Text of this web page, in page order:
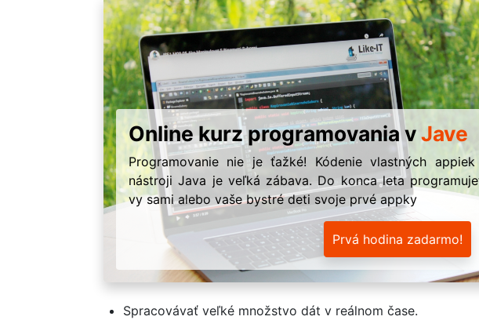
Online kurz programovania vJave
Programovanie nie je ťažké! Kódenie vlastných
nástroji Java je veľká zábava. Do konca leta
vy sami alebo vaše bystré deti svoje prvé appky
Prvá hodina zadarmo!
Spracovávať veľké množstvo dát v reálnom čase.